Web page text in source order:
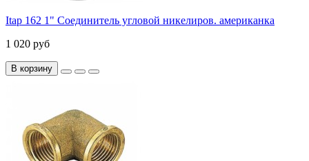
Itap 162 1" Соединитель угловой никелиров. американка
1 020 руб
В корзину